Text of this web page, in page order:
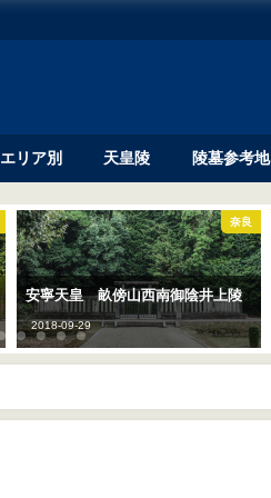
エリア別 天皇陵 陵墓参考地
奈良
安寧天皇 畝傍山西南御陰井上陵
2018-09-29